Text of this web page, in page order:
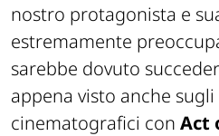
nostro protagonista e
estremamente
sarebbe dovuto
appena visto anche
cinematografici con Act